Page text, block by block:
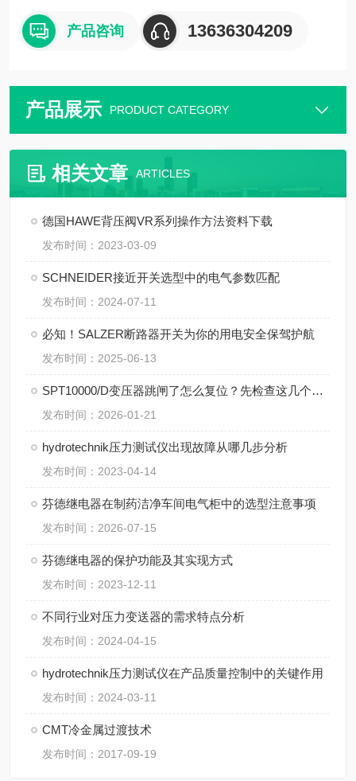
产品咨询 13636304209
产品展示 PRODUCT CATEGORY
相关文章 ARTICLES
德国HAWE背压阀VR系列操作方法资料下载
发布时间：2023-03-09
SCHNEIDER接近开关选型中的电气参数匹配
发布时间：2024-07-11
必知！SALZER断路器开关为你的用电安全保驾护航
发布时间：2025-06-13
SPT10000/D变压器跳闸了怎么复位？先检查这几个地方
发布时间：2026-01-21
hydrotechnik压力测试仪出现故障从哪几步分析
发布时间：2023-04-14
芬德继电器在制药洁净车间电气柜中的选型注意事项
发布时间：2026-07-15
芬德继电器的保护功能及其实现方式
发布时间：2023-12-11
不同行业对压力变送器的需求特点分析
发布时间：2024-04-15
hydrotechnik压力测试仪在产品质量控制中的关键作用
发布时间：2024-03-11
CMT冷金属过渡技术
发布时间：2017-09-19